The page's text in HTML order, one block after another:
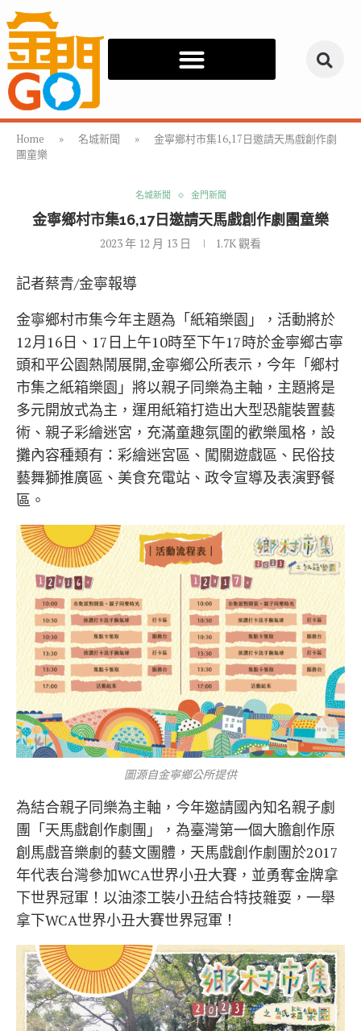
Home » 名城新聞 »
金寧鄉村市集16,17日邀請天馬戲創作劇
團童樂
名城新聞 金門新聞
金寧鄉村市集16,17日邀請天馬戲創作劇團童樂
2023 年 12 月 13 日 1.7K觀看
記者蔡青/金寧報導
金寧鄉村市集今年主題為「紙箱樂園」，活動將於
12月16日、17日上午10時至下午17時於金寧鄉古寧
頭和平公園熱鬧展開,金寧鄉公所表示，今年「鄉村
市集之紙箱樂園」將以親子同樂為主軸，主題將是
多元開放式為主，運用紙箱打造出大型恐龍裝置藝
術、親子彩繪迷宮，充滿童趣氛圍的歡樂風格，設
攤內容種類有：彩繪迷宮區、闖關遊戲區、民俗技
藝舞獅推廣區、美食充電站、政令宣導及表演野餐
區。
圖源自金寧鄉公所提供
為結合親子同樂為主軸，今年邀請國內知名親子劇
團「天馬戲創作劇團」，為臺灣第一個大膽創作原
創馬戲音樂劇的藝文團體，天馬戲創作劇團於2017
年代表台灣參加WCA世界小丑大賽，並勇奪金牌拿
下世界冠軍！以油漆工裝小丑結合特技雜耍，一舉
拿下WCA世界小丑大賽世界冠軍！